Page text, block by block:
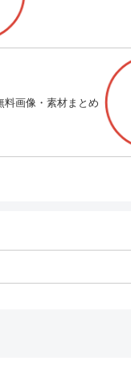
料画像・素材まとめ